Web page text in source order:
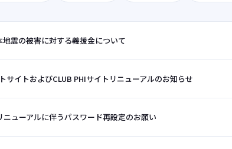
地震の被害に対する義援金について
サイトおよびCLUB PHIサイトリニューアルのお知らせ
ニューアルに伴うパスワード再設定のお願い